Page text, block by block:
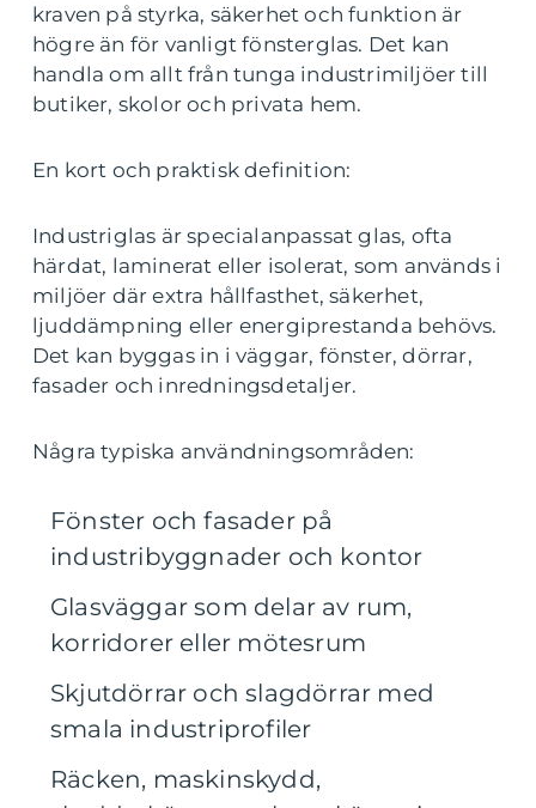
kraven på styrka, säkerhet och funktion är
högre än för vanligt fönsterglas. Det kan
handla om allt från tunga industrimiljöer till
butiker, skolor och privata hem.
En kort och praktisk definition:
Industriglas är specialanpassat glas, ofta
härdat, laminerat eller isolerat, som används i
miljöer där extra hållfasthet, säkerhet,
ljuddämpning eller energiprestanda behövs.
Det kan byggas in i väggar, fönster, dörrar,
fasader och inredningsdetaljer.
Några typiska användningsområden:
Fönster och fasader på
industribyggnader och kontor
Glasväggar som delar av rum,
korridorer eller mötesrum
Skjutdörrar och slagdörrar med
smala industriprofiler
Räcken, maskinskydd,